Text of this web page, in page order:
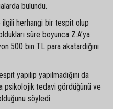
bulundu.
ilgili herhangi bir tespit olup
süre boyunca Z.A’ya
500 bin TL para akatardığını
yapılıp yapılmadığını da
psikolojik tedavi gördüğünü ve
söyledi.